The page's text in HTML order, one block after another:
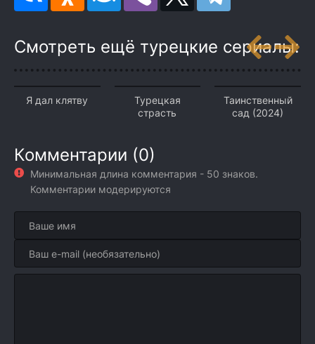
Смотреть ещё турецкие сериалы:
Я дал клятву
Турецкая
страсть
Таинственный
сад (2024)
Комментарии (0)
Минимальная длина комментария - 50 знаков.
Комментарии модерируются